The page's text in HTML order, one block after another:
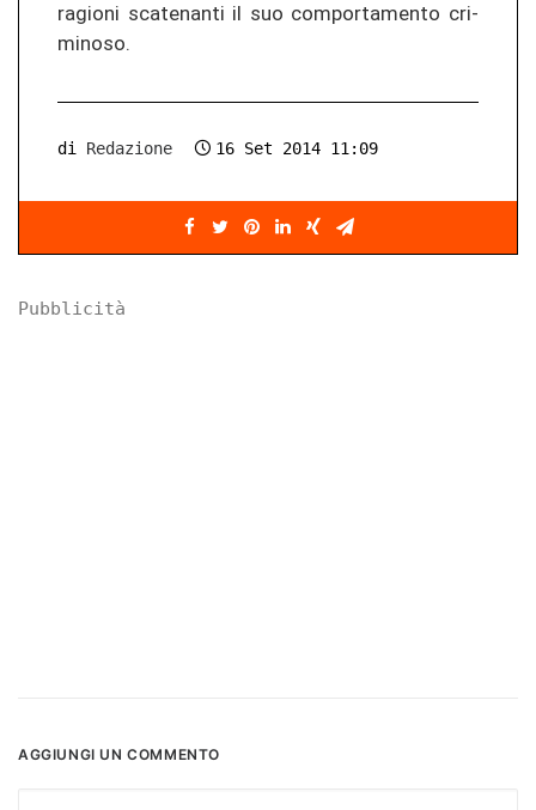
ra­gio­ni sca­te­nan­ti il suo com­por­ta­men­to cri­
mi­no­so.
di Redazione 16 Set 2014 11:09
Pubblicità
AGGIUNGI UN COMMENTO